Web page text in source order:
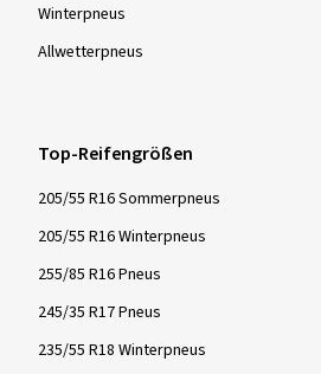
Winter­pneus
Allwetter­pneus
Top-Reifengrößen
205/55 R16 Sommerpneus
205/55 R16 Winterpneus
255/85 R16 Pneus
245/35 R17 Pneus
235/55 R18 Winterpneus